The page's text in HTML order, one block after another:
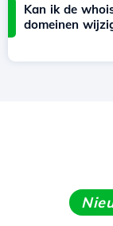
Kan ik de
domeinen